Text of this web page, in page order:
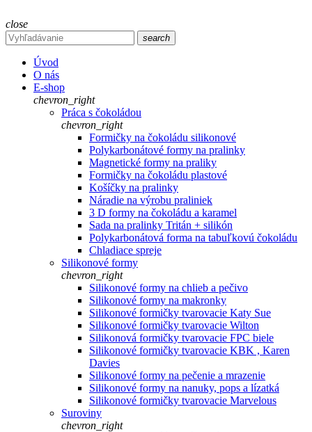
close
search
Úvod
O nás
E-shop
chevron_right
Práca s čokoládou
chevron_right
Formičky na čokoládu silikonové
Polykarbonátové formy na pralinky
Magnetické formy na praliky
Formičky na čokoládu plastové
Košíčky na pralinky
Náradie na výrobu praliniek
3 D formy na čokoládu a karamel
Sada na pralinky Tritán + silikón
Polykarbonátová forma na tabuľkovú čokoládu
Chladiace spreje
Silikonové formy
chevron_right
Silikonové formy na chlieb a pečivo
Silikonové formy na makronky
Silikonové formičky tvarovacie Katy Sue
Silikonové formičky tvarovacie Wilton
Silikonová formičky tvarovacie FPC biele
Silikonové formičky tvarovacie KBK , Karen
Davies
Silikonové formy na pečenie a mrazenie
Silikonové formy na nanuky, pops a lízatká
Silikonové formičky tvarovacie Marvelous
Suroviny
chevron_right